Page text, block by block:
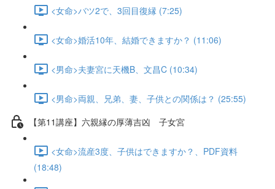
<女命>バツ2で、3回目復縁 (7:25)
<女命>婚活10年、結婚できますか？ (11:06)
<男命>夫妻宮に天機B、文昌C (10:34)
<男命>両親、兄弟、妻、子供との関係は？ (25:55)
【第11講座】六親縁の厚薄吉凶 子女宮
<女命>流産3度、子供はできますか？、PDF資料
(18:48)